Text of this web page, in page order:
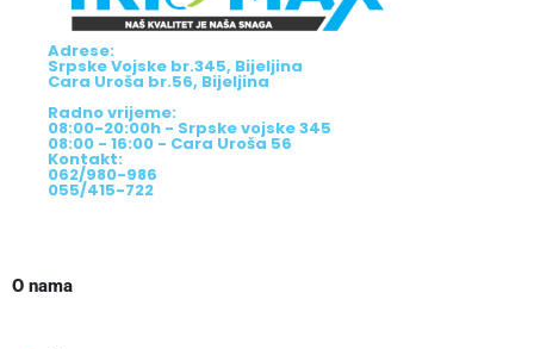
Adrese:
Srpske Vojske br.345, Bijeljina
Cara Uroša br.56, Bijeljina
Radno vrijeme:
08:00-20:00h - Srpske vojske 345
08:00 - 16:00 - Cara Uroša 56
Kontakt:
062/980-986
055/415-722
O nama